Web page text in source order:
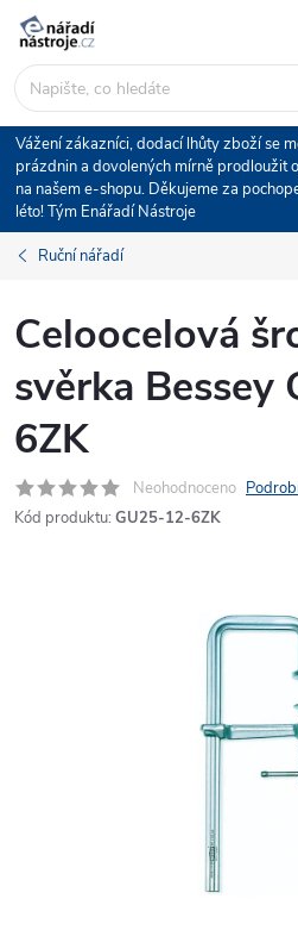
Přejít
obsah
Vážení zákazníci, dodací lhůty zboží se
prázdnin a dovolených mírně prodloužit
na našem e-shopu. Děkujeme za
léto! Tým Enářadí Nástroje
Ruční nářadí
Celoocelová
svěrka Bessey
6ZK
Neohodnoceno
Kód produktu: GU25-12-6ZK